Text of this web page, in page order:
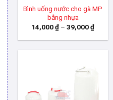
Bình uống nước cho gà MP
bằng nhựa
14,000₫ – 39,000₫Khoảng
từ